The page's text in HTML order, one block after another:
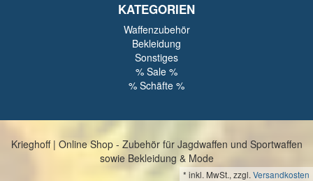
KATEGORIEN
Waffenzubehör
Bekleidung
Sonstiges
% Sale %
% Schäfte %
Krieghoff | Online Shop - Zubehör für Jagdwaffen und Sportwaffen
sowie Bekleidung & Mode
* inkl. MwSt., zzgl. Versandkosten